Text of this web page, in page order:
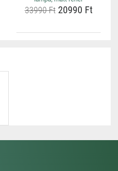
33990 Ft20990 Ft